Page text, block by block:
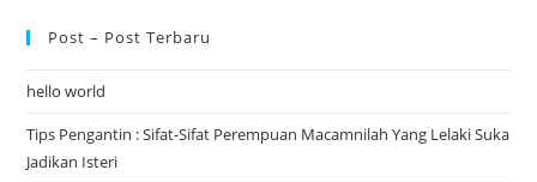
Post – Post Terbaru
hello world
Tips Pengantin : Sifat-Sifat Perempuan Macamnilah Yang Lelaki Suka
Jadikan Isteri